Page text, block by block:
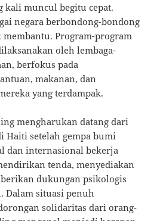
kali muncul begitu cepat.
negara berbondong-bondong
Program-program
oleh lembaga-
berfokus pada
makanan, dan
yang terdampak.
mengharukan datang dari
Haiti setelah gempa bumi
dan internasional bekerja
tenda, menyediakan
dukungan psikologis
Dalam situasi penuh
solidaritas dari orang-